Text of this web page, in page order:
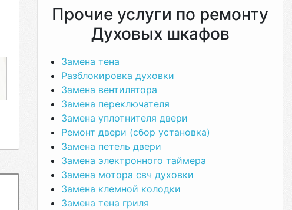
Прочие услуги по ремонту
Духовых шкафов
Замена тена
Разблокировка духовки
Замена вентилятора
Замена переключателя
Замена уплотнителя двери
Ремонт двери (сбор установка)
Замена петель двери
Замена электронного таймера
Замена мотора свч духовки
Замена клемной колодки
Замена тена гриля